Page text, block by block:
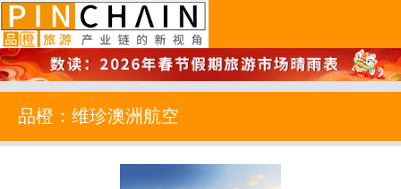
品橙旅游
品橙：维珍澳洲航空